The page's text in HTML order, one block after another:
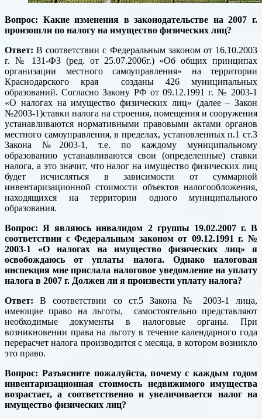
Вопрос: Какие изменения в законодательстве на 2007 г.
произошли по налогу на имущество физических лиц?
Ответ: В соответствии с Федеральным законом от 16.10.2003
г. № 131-ФЗ (ред. от 25.07.2006г.) «Об общих принципах
организации местного самоуправления» на территории
Краснодарского края созданы 426 муниципальных
образований. Согласно Закону РФ от 09.12.1991 г. № 2003-1
«О налогах на имущество физических лиц» (далее – Закон
№2003-1)ставки налога на строения, помещения и сооружения
устанавливаются нормативными правовыми актами органов
местного самоуправления, в пределах, установленных п.1 ст.3
Закона №2003-1, т.е. по каждому муниципальному
образованию устанавливаются свои (определенные) ставки
налога, а это значит, что налог на имущество физических лиц
будет исчисляться в зависимости от суммарной
инвентаризационной стоимости объектов налогообложения,
находящихся на территории одного муниципального
образования.
Вопрос: Я являюсь инвалидом 2 группы 19.02.2007 г. В
соответствии с Федеральным законом от 09.12.1991 г. №
2003-1 «О налогах на имущество физических лиц» я
освобождаюсь от уплаты налога. Однако налоговая
инспекция мне прислала налоговое уведомление на уплату
налога в 2007 г. Должен ли я произвести уплату налога?
Ответ: В соответствии со ст.5 Закона № 2003-1 лица,
имеющие право на льготы, самостоятельно представляют
необходимые документы в налоговые органы. При
возникновении права на льготу в течение календарного года
перерасчет налога производится с месяца, в котором возникло
это право.
Вопрос: Разъясните пожалуйста, почему с каждым годом
инвентаризационная стоимость недвижимого имущества
возрастает, а соответственно и увеличивается налог на
имущество физических лиц?